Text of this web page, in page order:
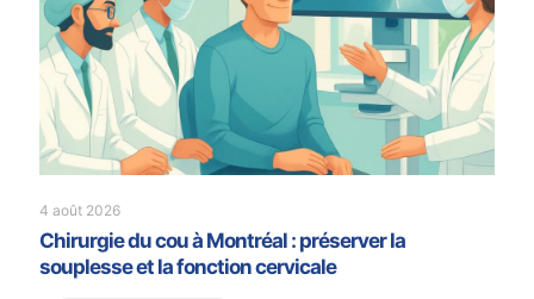
4 août 2026
Chirurgie du cou à Montréal : préserver la
souplesse et la fonction cervicale